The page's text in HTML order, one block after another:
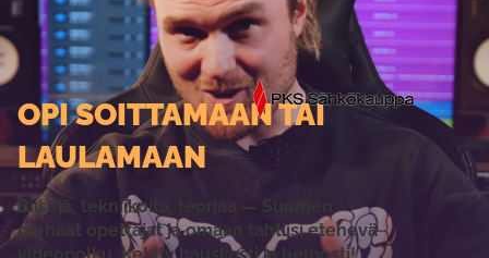
Biisejä, tekniikoita, teoriaa — Suomen
parhaat opettajat ja omaan tahtiisi etenevä
OPI SOITTAMAAN TAI
LAULAMAAN